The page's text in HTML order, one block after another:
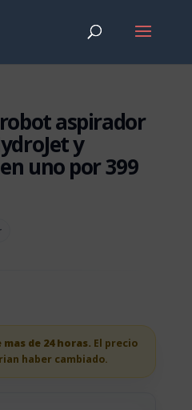
aspirador
y
uno por 399
de 24 horas. El precio
haber cambiado.